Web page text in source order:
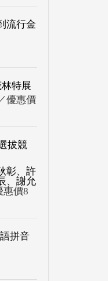
流行金
特展
優惠價
拔競
彰、許
、謝允
惠價8
拼音